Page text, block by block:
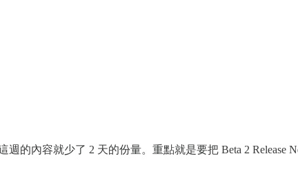
的內容就少了 2 天的份量。重點就是要把 Beta 2 Release